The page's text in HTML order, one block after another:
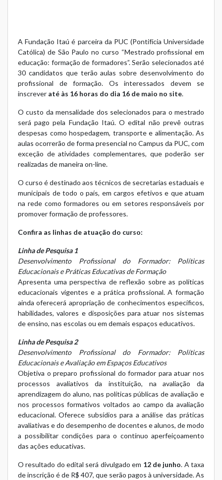
A Fundação Itaú é parceira da PUC (Pontifícia Universidade
Católica) de São Paulo no curso “Mestrado profissional em
educação: formação de formadores”. Serão selecionados até
30 candidatos que terão aulas sobre desenvolvimento do
profissional de formação. Os interessados devem se
inscrever até às 16 horas do dia 16 de maio no site.
O custo da mensalidade dos selecionados para o mestrado
será pago pela Fundação Itaú. O edital não prevê outras
despesas como hospedagem, transporte e alimentação. As
aulas ocorrerão de forma presencial no Campus da PUC, com
exceção de atividades complementares, que poderão ser
realizadas de maneira on-line.
O curso é destinado aos técnicos de secretarias estaduais e
municipais de todo o país, em cargos efetivos e que atuam
na rede como formadores ou em setores responsáveis por
promover formação de professores.
Confira as linhas de atuação do curso:
Linha de Pesquisa 1
Desenvolvimento Profissional do Formador: Políticas
Educacionais e Práticas Educativas de Formação
Apresenta uma perspectiva de reflexão sobre as políticas
educacionais vigentes e a prática profissional. A formação
ainda oferecerá apropriação de conhecimentos específicos,
habilidades, valores e disposições para atuar nos sistemas
de ensino, nas escolas ou em demais espaços educativos.
Linha de Pesquisa 2
Desenvolvimento Profissional do Formador: Políticas
Educacionais e Avaliação em Espaços Educativos
Objetiva o preparo profissional do formador para atuar nos
processos avaliativos da instituição, na avaliação da
aprendizagem do aluno, nas políticas públicas de avaliação e
nos processos formativos voltados ao campo da avaliação
educacional. Oferece subsídios para a análise das práticas
avaliativas e do desempenho de docentes e alunos, de modo
a possibilitar condições para o contínuo aperfeiçoamento
das ações educativas.
O resultado do edital será divulgado em 12 de junho. A taxa
de inscrição é de R$ 407, que serão pagos à universidade. As